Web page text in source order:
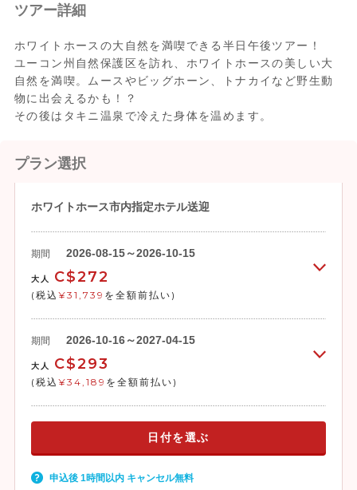
ツアー詳細
ホワイトホースの大自然を満喫できる半日午後ツアー！
ユーコン州自然保護区を訪れ、ホワイトホースの美しい大
自然を満喫。ムースやビッグホーン、トナカイなど野生動
物に出会えるかも！？
その後はタキニ温泉で冷えた身体を温めます。
プラン選択
ホワイトホース市内指定ホテル送迎
期間 2026-08-15～2026-10-15
大人 C$272
(税込 ¥31,739 を全額前払い)
期間 2026-10-16～2027-04-15
大人 C$293
(税込 ¥34,189 を全額前払い)
日付を選ぶ
申込後 1時間以内 キャンセル無料